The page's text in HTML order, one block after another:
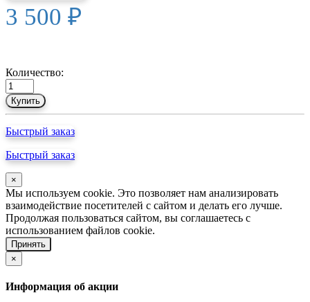
3 500 ₽
Количество:
Купить
Быстрый заказ
Быстрый заказ
×
Мы используем cookie. Это позволяет нам анализировать
взаимодействие посетителей с сайтом и делать его лучше.
Продолжая пользоваться сайтом, вы соглашаетесь с
использованием файлов cookie.
Принять
×
Информация об акции